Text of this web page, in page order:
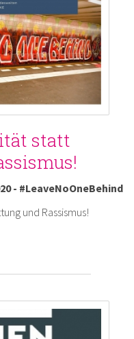
statt
- #LeaveNoOneBehind
und Rassismus!